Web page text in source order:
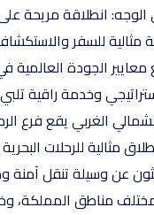
في الوجه: انطلاقة
للسفر
معايير الجودة
وخدمة راقية
الغربي يقع فرع
مثالية للرحلات
عن وسيلة تنقل
مناطق المملكة،